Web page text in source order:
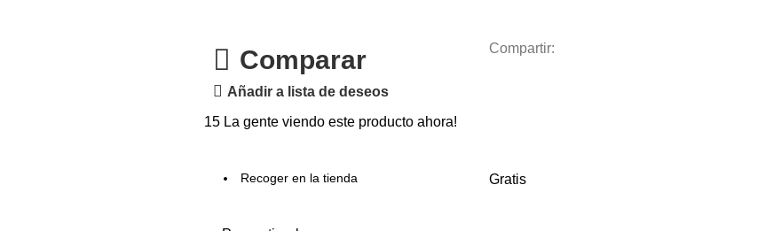
Comparar
Añadir a lista de deseos
Compartir:
15 La gente viendo este producto ahora!
Recoger en la tienda Gratis